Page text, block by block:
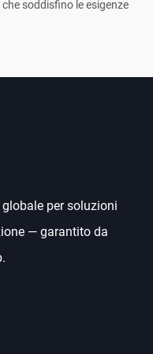
soddisfino le esigenze
per soluzioni
— garantito da